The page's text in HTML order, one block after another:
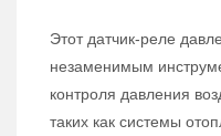
Этот датчик-реле
незаменимым
контроля давления
таких как системы